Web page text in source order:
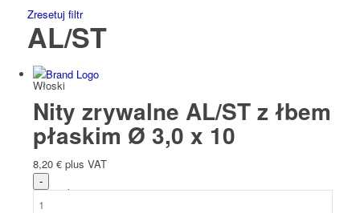
Włoski
Słowacki
Zresetuj filtr
AL/ST
Nity zrywalne AL/ST z łbem
płaskim Ø 3,0 x 10
8,20 € plus VAT